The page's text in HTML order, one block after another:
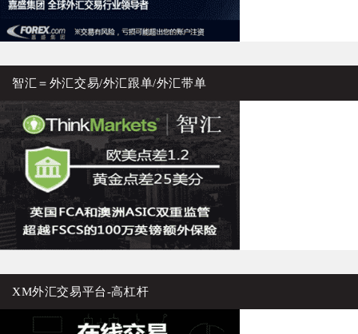
智汇＝外汇交易/外汇跟单/外汇带单
XM外汇交易平台-高杠杆